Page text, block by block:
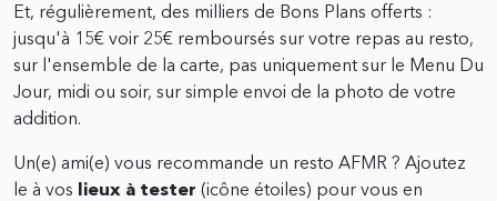
Et, régulièrement, des milliers de Bons Plans offerts :
jusqu'à 15€ voir 25€ remboursés sur votre repas au resto,
sur l'ensemble de la carte, pas uniquement sur le Menu Du
Jour, midi ou soir, sur simple envoi de la photo de votre
addition.
Un(e) ami(e) vous recommande un resto AFMR ? Ajoutez
le à vos
lieux à tester (icône étoiles) pour vous en